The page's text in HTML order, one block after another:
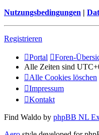
Nutzungsbedingungen |
Registrieren
Portal
Foren-
Alle Zeiten sind
Alle Cookies löschen
Impressum
Kontakt
Find Waldo by phpBB NL